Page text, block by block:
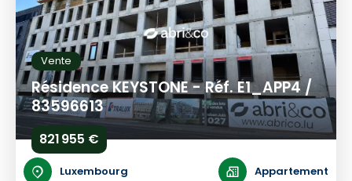
Vente
Résidence KEYSTONE - Réf. E1_APP4 /
83596613
821 955 €
Luxembourg Appartement